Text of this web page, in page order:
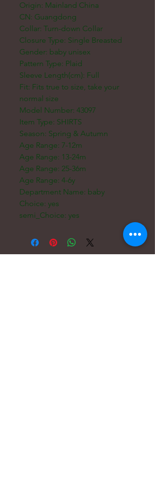
Origin: Mainland China
CN: Guangdong
Collar: Turn-down Collar
Closure Type: Single Breasted
Gender: baby unisex
Pattern Type: Plaid
Sleeve Length(cm): Full
Fit: Fits true to size, take your
normal size
Model Number: 43097
Item Type: SHIRTS
Season: Spring & Autumn
Age Range: 7-12m
Age Range: 13-24m
Age Range: 25-36m
Age Range: 4-6y
Department Name: baby
Choice: yes
semi_Choice: yes